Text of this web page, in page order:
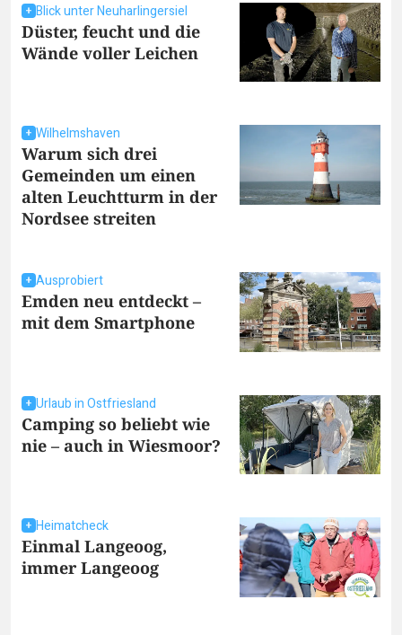
Blick unter Neuharlingersiel
Düster, feucht und die
Wände voller Leichen
Wilhelmshaven
Warum sich drei
Gemeinden um einen
alten Leuchtturm in der
Nordsee streiten
Ausprobiert
Emden neu entdeckt –
mit dem Smartphone
Urlaub in Ostfriesland
Camping so beliebt wie
nie – auch in Wiesmoor?
Heimatcheck
Einmal Langeoog,
immer Langeoog